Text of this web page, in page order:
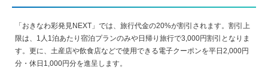
「おきなわ彩発見NEXT」では、旅行代金の20%が割引されます。割引上
限は、1人1泊あたり宿泊プランのみや日帰り旅行で3,000円割引となりま
す。更に、土産店や飲食店などで使用できる電子クーポンを平日2,000円
分・休日1,000円分を進呈します。